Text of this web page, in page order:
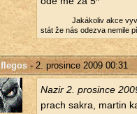
Ja­ká­ko­liv akce
stát že nás ode­zva ne­mi­le
flegos- 2. prosince 2009 00:31
Nazir 2. pro­sin­ce
prach sakra, mar­tin